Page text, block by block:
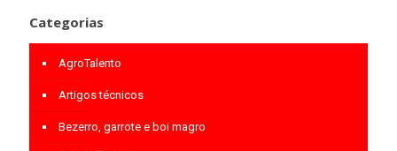
Categorias
AgroTalento
Artigos técnicos
Bezerro, garrote e boi magro